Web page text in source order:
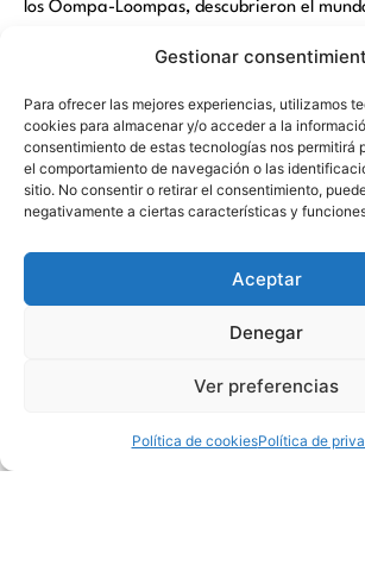
Gestionar
Para ofrecer las mejores experiencias, utilizamos
cookies para almacenar y/o acceder a la
consentimiento de estas tecnologías nos permitirá
el comportamiento de navegación o las
sitio. No consentir o retirar el consentimiento,
negativamente a ciertas características y
Aceptar
Denegar
Ver preferencias
Política de cookiesPolítica de
los Oompa-Loompas, descubrieron el
Un musical basado en la increíble historia
Dahl, que fue adaptado al cine en “Un
del director Mel Stuart en 1971, con
Bricusse y Anthony Newle y en una
dirigida por Tim Burton en “Charlie y la
en 2005 protagonizada por Johnny Depp.
El público del Teatro Municipal se embarcó
historia con todos los divertidos personajes